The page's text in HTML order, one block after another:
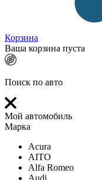
Корзина
Ваша корзина пуста
Поиск по авто
Мой автомобиль
Марка
Acura
AITO
Alfa Romeo
Audi